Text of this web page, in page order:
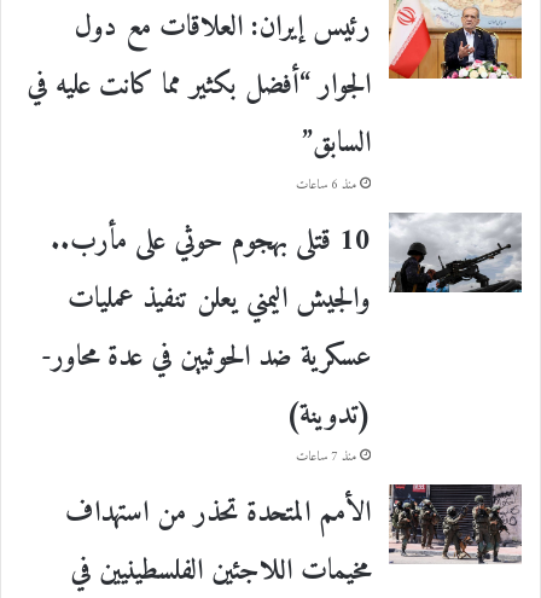
رئيس إيران: العلاقات مع دول
الجوار “أفضل بكثير مما كانت عليه في
السابق”
منذ 6 ساعات
10 قتلى بهجوم حوثي على مأرب..
والجيش اليمني يعلن تنفيذ عمليات
عسكرية ضد الحوثيين في عدة محاور-
(تدوينة)
منذ 7 ساعات
الأمم المتحدة تحذر من استهداف
مخيمات اللاجئين الفلسطينيين في